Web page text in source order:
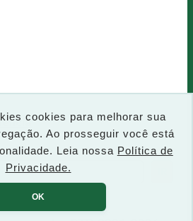
cookies para melhorar sua
Ao prosseguir você está
Leia nossa Política de
Privacidade.
OK
P
e
q
u